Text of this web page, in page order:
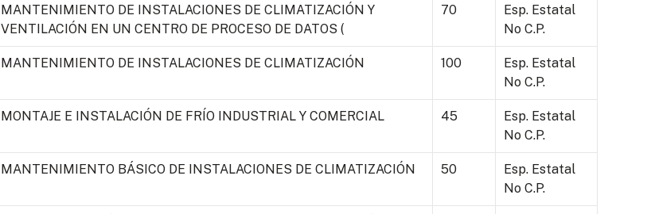
MANTENIMIENTO DE INSTALACIONES DE CLIMATIZACIÓN Y
VENTILACIÓN EN UN CENTRO DE PROCESO DE DATOS (
70
Esp. Estatal
No C.P.
MANTENIMIENTO DE INSTALACIONES DE CLIMATIZACIÓN 100
Esp. Estatal
No C.P.
MONTAJE E INSTALACIÓN DE FRÍO INDUSTRIAL Y COMERCIAL 45
Esp. Estatal
No C.P.
MANTENIMIENTO BÁSICO DE INSTALACIONES DE CLIMATIZACIÓN 50
Esp. Estatal
No C.P.